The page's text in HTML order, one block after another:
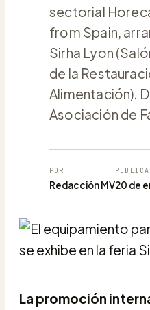
sectorial
from Spain,
Sirha Lyon
de la
Alimentación).
Asociación de
POR
Redacción MV20 de
La promoción